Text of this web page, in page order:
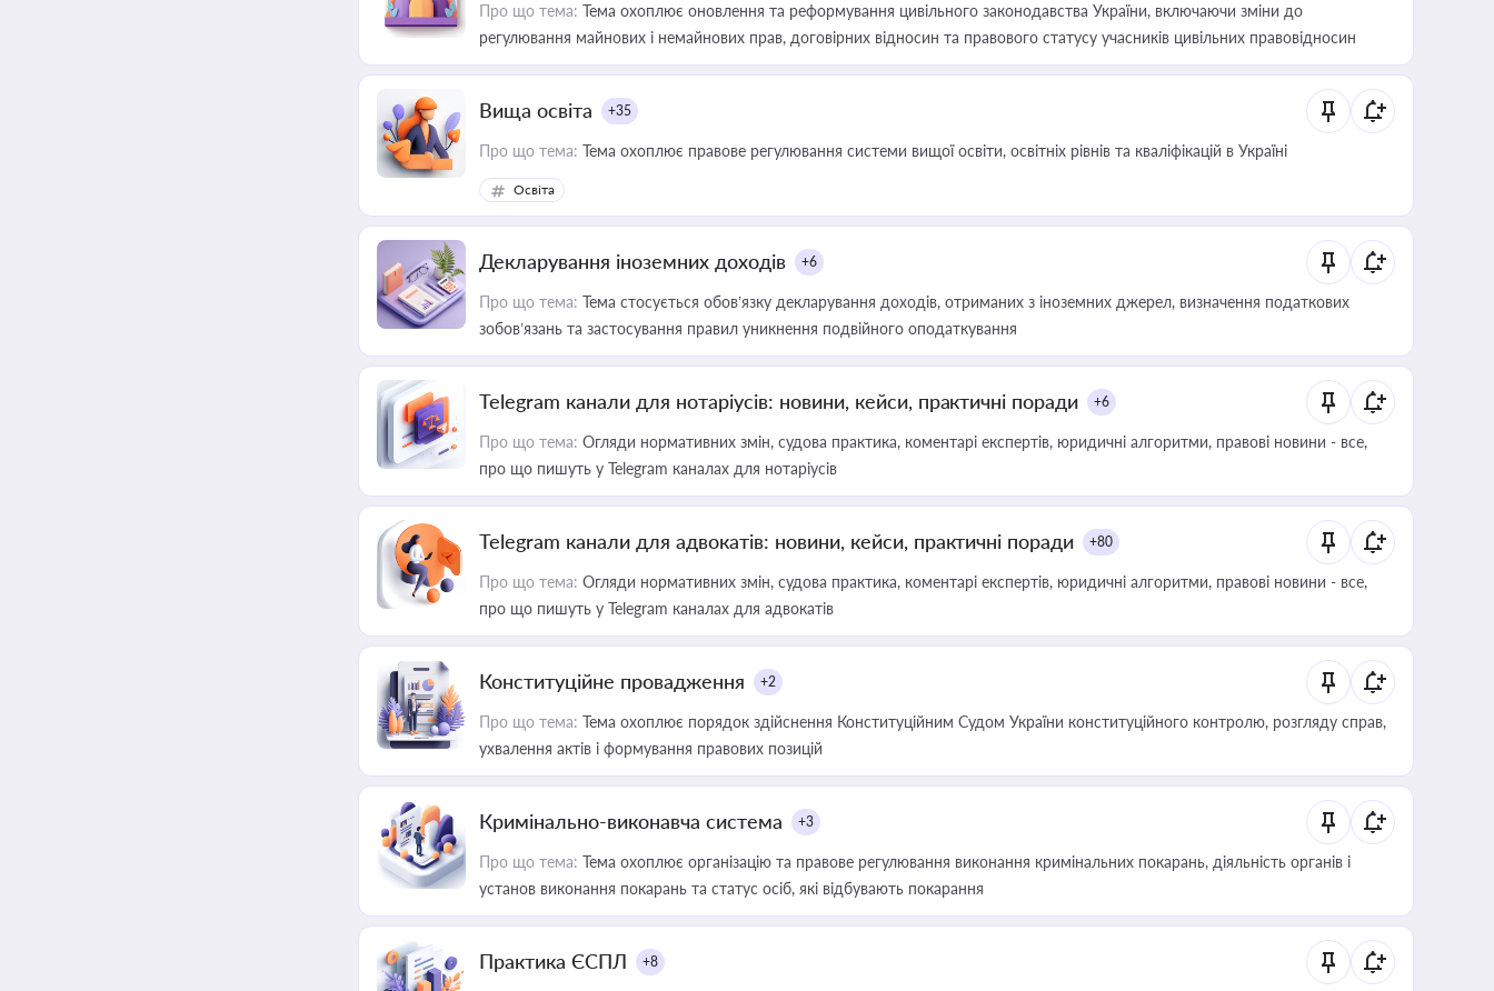
Про що тема: Тема охоплює оновлення та реформування цивільного законодавства України, включаючи зміни до
регулювання майнових і немайнових прав, договірних відносин та правового статусу учасників цивільних правовідносин
Вища освіта +35
Про що тема: Тема охоплює правове регулювання системи вищої освіти, освітніх рівнів та кваліфікацій в Україні
Освіта
Декларування іноземних доходів +6
Про що тема: Тема стосується обов’язку декларування доходів, отриманих з іноземних джерел, визначення податкових
зобов’язань та застосування правил уникнення подвійного оподаткування
Telegram канали для нотаріусів: новини, кейси, практичні поради +6
Про що тема: Огляди нормативних змін, судова практика, коментарі експертів, юридичні алгоритми, правові новини - все,
про що пишуть у Telegram каналах для нотаріусів
Telegram канали для адвокатів: новини, кейси, практичні поради +80
Про що тема: Огляди нормативних змін, судова практика, коментарі експертів, юридичні алгоритми, правові новини - все,
про що пишуть у Telegram каналах для адвокатів
Конституційне провадження +2
Про що тема: Тема охоплює порядок здійснення Конституційним Судом України конституційного контролю, розгляду справ,
ухвалення актів і формування правових позицій
Кримінально-виконавча система +3
Про що тема: Тема охоплює організацію та правове регулювання виконання кримінальних покарань, діяльність органів і
установ виконання покарань та статус осіб, які відбувають покарання
Практика ЄСПЛ +8